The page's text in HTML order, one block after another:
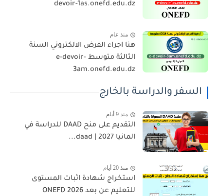
devoir-1as.onefd.edu.dz
منذ عام
هنا اجراء الفرض الالكتروني السنة
الثالثة متوسط e-devoir-
3am.onefd.edu.dz
السفر والدراسة بالخارج
منذ 9 أيام
التقديم على منح DAAD للدراسة في
المانيا 2027 | daad...
منذ 20 أيام
استخراج شهادة اثبات المستوى
للتعليم عن بعد 2026 ONEFD